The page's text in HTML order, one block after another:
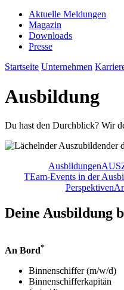
Aktuelle Meldungen
Magazin
Downloads
Presse
Startseite Unternehmen
Ausbildung
Du hast den Durchblick? Wir
Ausbildungen
TEam-Events in der
Perspektiven
Deine Ausbildung
An Bord*
Binnenschiffer (m/w/d)
Binnenschifferkapitän